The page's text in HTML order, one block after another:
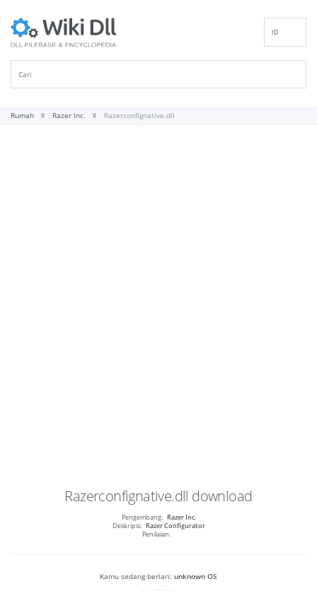
ID
Rumah Razer Inc. Razerconfignative.dll
Razerconfignative.dll download
Pengembang: Razer Inc.
Deskripsi: Razer Configurator
Penilaian:
Kamu sedang berlari: unknown OS